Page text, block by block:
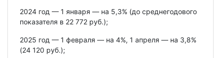
2024 год — 1 января — на 5,3% (до среднегодового
показателя в 22 772 руб.);
2025 год — 1 февраля — на 4%, 1 апреля — на 3,8%
(24 120 руб.);